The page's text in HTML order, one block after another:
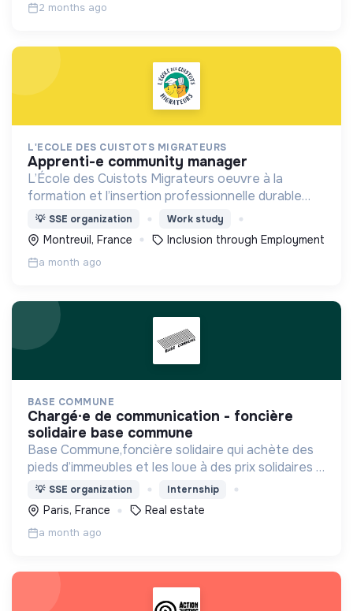
2 months ago
L'ECOLE DES CUISTOTS MIGRATEURS
apprenti-e community manager
L’École des Cuistots Migrateurs oeuvre à la
formation et l’insertion professionnelle durable
des personnes réfugiées et ressortissants de
pays tiers allophones par les métiers de la
restauration .
💡 SSE organization Work study
Montreuil, France Inclusion through Employment
a month ago
BASE COMMUNE
chargé·e de communication - foncière
solidaire base commune
Base Commune,foncière solidaire qui achète des
pieds d’immeubles et les loue à des prix solidaires à
des acteurs à impact social (entreprises de l'ESS,
associations, artisans, commerces indépendants)
💡 SSE organization Internship
Paris, France Real estate
a month ago